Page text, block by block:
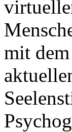
mit